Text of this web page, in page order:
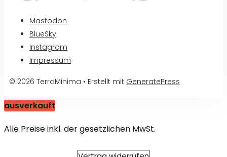
Mastodon
BlueSky
Instagram
Impressum
© 2026 TerraMinima • Erstellt mit GeneratePress
ausverkauft
Alle Preise inkl. der gesetzlichen MwSt.